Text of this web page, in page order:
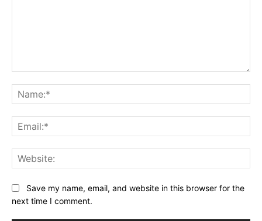
Save my name, email, and website in this browser for the
next time I comment.